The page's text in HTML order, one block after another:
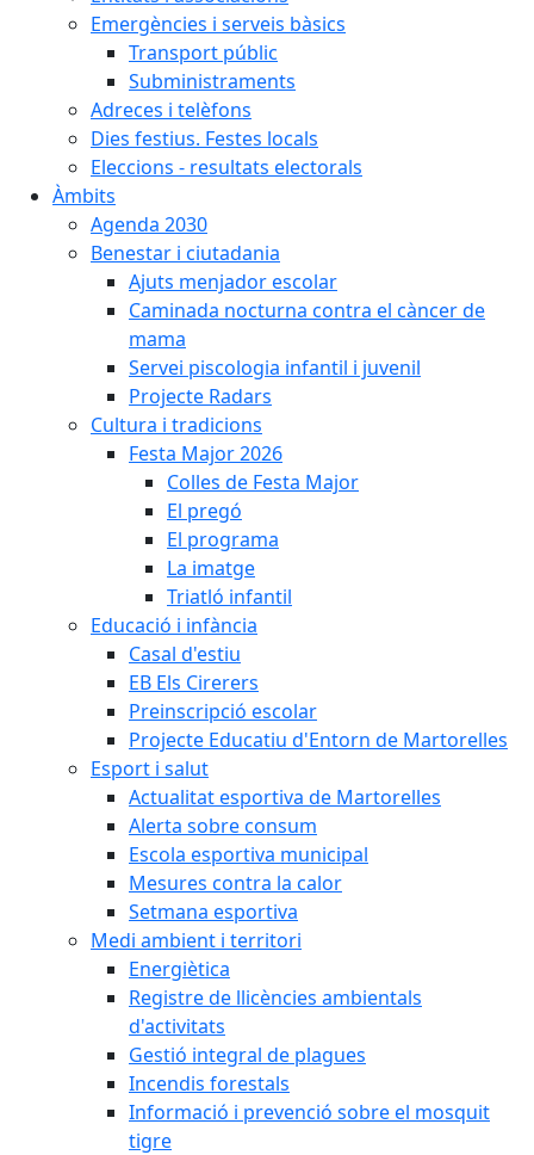
Emergències i serveis bàsics
Transport públic
Subministraments
Adreces i telèfons
Dies festius. Festes locals
Eleccions - resultats electorals
Àmbits
Agenda 2030
Benestar i ciutadania
Ajuts menjador escolar
Caminada nocturna contra el càncer de
mama
Servei piscologia infantil i juvenil
Projecte Radars
Cultura i tradicions
Festa Major 2026
Colles de Festa Major
El pregó
El programa
La imatge
Triatló infantil
Educació i infància
Casal d'estiu
EB Els Cirerers
Preinscripció escolar
Projecte Educatiu d'Entorn de Martorelles
Esport i salut
Actualitat esportiva de Martorelles
Alerta sobre consum
Escola esportiva municipal
Mesures contra la calor
Setmana esportiva
Medi ambient i territori
Energiètica
Registre de llicències ambientals
d'activitats
Gestió integral de plagues
Incendis forestals
Informació i prevenció sobre el mosquit
tigre